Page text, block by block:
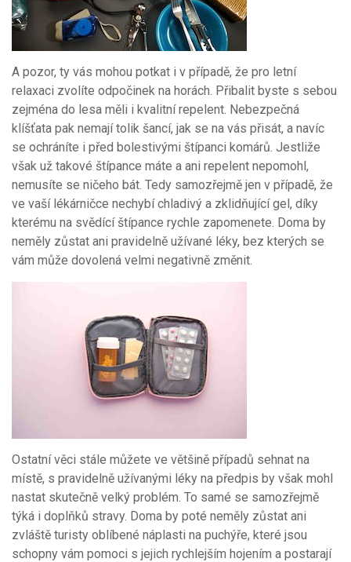
A pozor, ty vás mohou potkat i v případě, že pro letní
relaxaci zvolíte odpočinek na horách. Přibalit byste s sebou
zejména do lesa měli i kvalitní repelent. Nebezpečná
klíšťata pak nemají tolik šancí, jak se na vás přisát, a navíc
se ochráníte i před bolestivými štípanci komárů. Jestliže
však už takové štípance máte a ani repelent nepomohl,
nemusíte se ničeho bát. Tedy samozřejmě jen v případě, že
ve vaší lékárničce nechybí chladivý a zklidňující gel, díky
kterému na svědící štípance rychle zapomenete. Doma by
neměly zůstat ani pravidelně užívané léky, bez kterých se
vám může dovolená velmi negativně změnit.
Ostatní věci stále můžete ve většině případů sehnat na
místě, s pravidelně užívanými léky na předpis by však mohl
nastat skutečně velký problém. To samé se samozřejmě
týká i doplňků stravy. Doma by poté neměly zůstat ani
zvláště turisty oblíbené náplasti na puchýře, které jsou
schopny vám pomoci s jejich rychlejším hojením a postarají